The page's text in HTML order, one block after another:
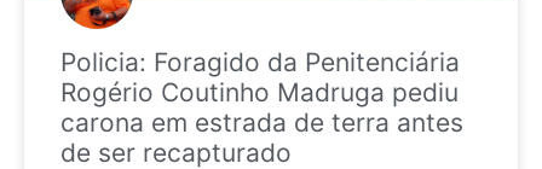
Policia: Foragido da Penitenciária
Rogério Coutinho Madruga pediu
carona em estrada de terra antes
de ser recapturado